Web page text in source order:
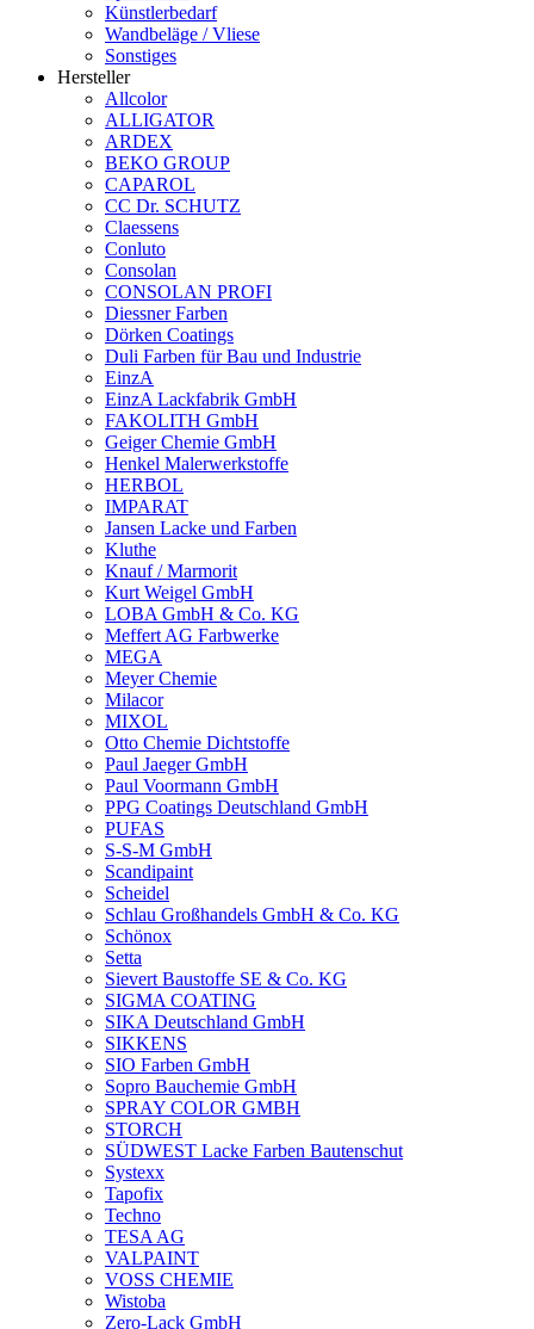
Künstlerbedarf
Wandbeläge / Vliese
Sonstiges
Hersteller
Allcolor
ALLIGATOR
ARDEX
BEKO GROUP
CAPAROL
CC Dr. SCHUTZ
Claessens
Conluto
Consolan
CONSOLAN PROFI
Diessner Farben
Dörken Coatings
Duli Farben für Bau und Industrie
EinzA
EinzA Lackfabrik GmbH
FAKOLITH GmbH
Geiger Chemie GmbH
Henkel Malerwerkstoffe
HERBOL
IMPARAT
Jansen Lacke und Farben
Kluthe
Knauf / Marmorit
Kurt Weigel GmbH
LOBA GmbH & Co. KG
Meffert AG Farbwerke
MEGA
Meyer Chemie
Milacor
MIXOL
Otto Chemie Dichtstoffe
Paul Jaeger GmbH
Paul Voormann GmbH
PPG Coatings Deutschland GmbH
PUFAS
S-S-M GmbH
Scandipaint
Scheidel
Schlau Großhandels GmbH & Co. KG
Schönox
Setta
Sievert Baustoffe SE & Co. KG
SIGMA COATING
SIKA Deutschland GmbH
SIKKENS
SIO Farben GmbH
Sopro Bauchemie GmbH
SPRAY COLOR GMBH
STORCH
SÜDWEST Lacke Farben Bautenschut
Systexx
Tapofix
Techno
TESA AG
VALPAINT
VOSS CHEMIE
Wistoba
Zero-Lack GmbH